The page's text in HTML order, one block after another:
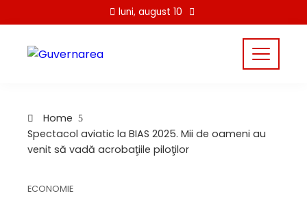
to
content
luni, august 10
Home
Spectacol aviatic la BIAS 2025. Mii de oameni au
venit să vadă acrobaţiile piloţilor
ECONOMIE